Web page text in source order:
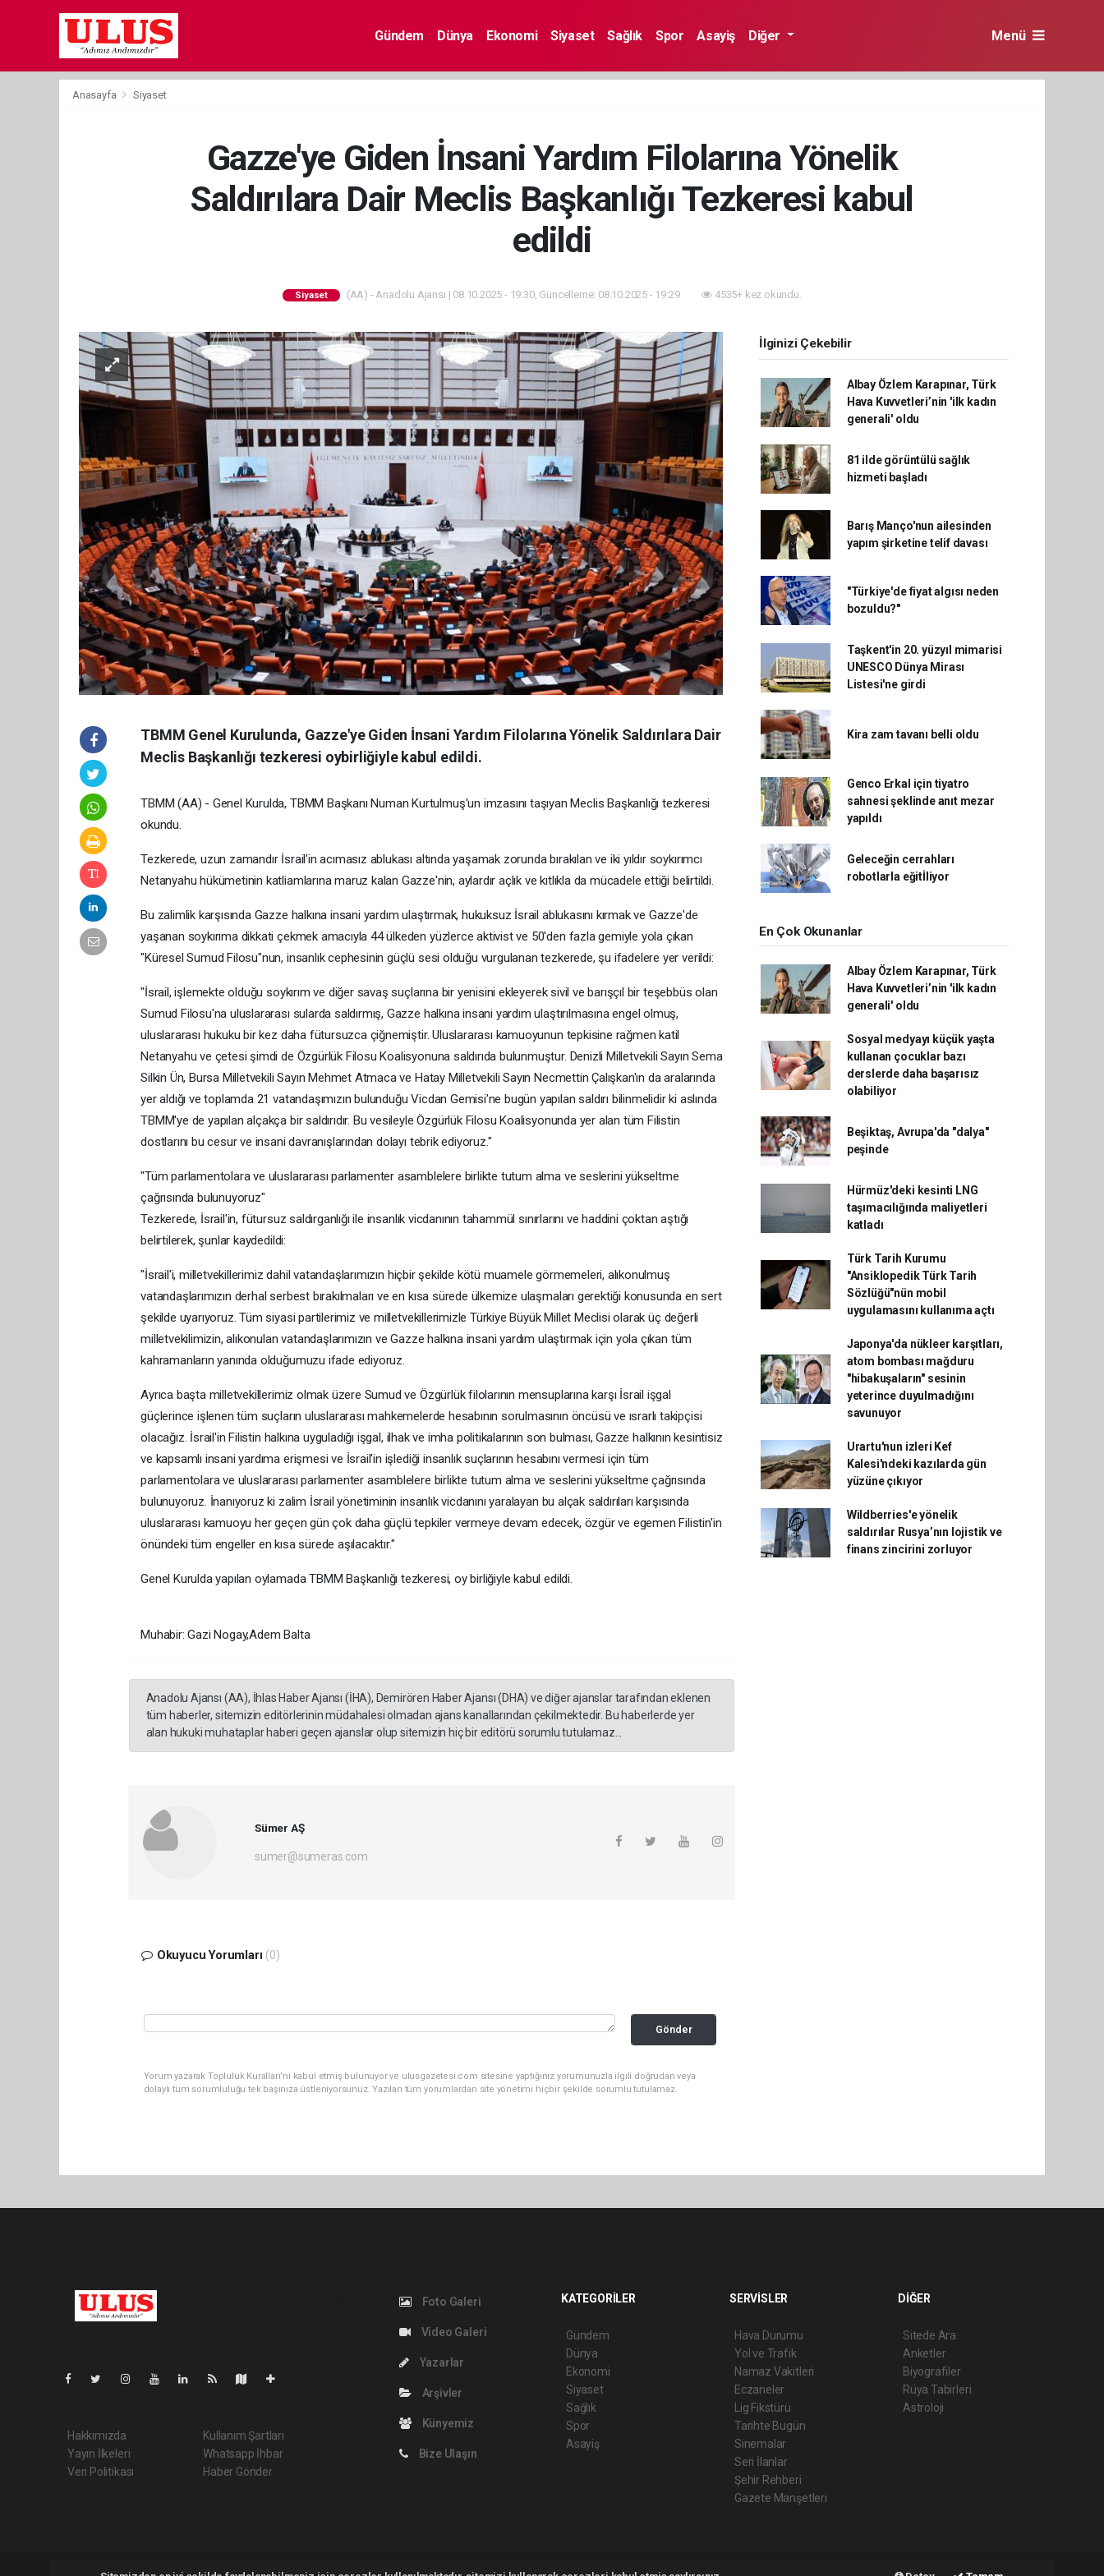
Gündem Dünya Ekonomi Siyaset Sağlık Spor Asayiş Diğer Menü
Anasayfa Siyaset
Gazze'ye Giden İnsani Yardım Filolarına Yönelik
Saldırılara Dair Meclis Başkanlığı Tezkeresi kabul
edildi
Siyaset (AA) - Anadolu Ajansı | 08.10.2025 - 19:30, Güncelleme: 08.10.2025 - 19:29 4535+ kez okundu.
TBMM Genel Kurulunda, Gazze'ye Giden İnsani Yardım Filolarına Yönelik Saldırılara Dair
Meclis Başkanlığı tezkeresi oybirliğiyle kabul edildi.
TBMM (AA) - Genel Kurulda, TBMM Başkanı Numan Kurtulmuş'un imzasını taşıyan Meclis Başkanlığı tezkeresi
okundu.
Tezkerede, uzun zamandır İsrail'in acımasız ablukası altında yaşamak zorunda bırakılan ve iki yıldır soykırımcı
Netanyahu hükümetinin katliamlarına maruz kalan Gazze'nin, aylardır açlık ve kıtlıkla da mücadele ettiği belirtildi.
Bu zalimlik karşısında Gazze halkına insani yardım ulaştırmak, hukuksuz İsrail ablukasını kırmak ve Gazze'de
yaşanan soykırıma dikkati çekmek amacıyla 44 ülkeden yüzlerce aktivist ve 50'den fazla gemiyle yola çıkan
"Küresel Sumud Filosu"nun, insanlık cephesinin güçlü sesi olduğu vurgulanan tezkerede, şu ifadelere yer verildi:
"İsrail, işlemekte olduğu soykırım ve diğer savaş suçlarına bir yenisini ekleyerek sivil ve barışçıl bir teşebbüs olan
Sumud Filosu'na uluslararası sularda saldırmış, Gazze halkına insani yardım ulaştırılmasına engel olmuş,
uluslararası hukuku bir kez daha fütursuzca çiğnemiştir. Uluslararası kamuoyunun tepkisine rağmen katil
Netanyahu ve çetesi şimdi de Özgürlük Filosu Koalisyonuna saldırıda bulunmuştur. Denizli Milletvekili Sayın Sema
Silkin Ün, Bursa Milletvekili Sayın Mehmet Atmaca ve Hatay Milletvekili Sayın Necmettin Çalışkan'ın da aralarında
yer aldığı ve toplamda 21 vatandaşımızın bulunduğu Vicdan Gemisi'ne bugün yapılan saldırı bilinmelidir ki aslında
TBMM'ye de yapılan alçakça bir saldırıdır. Bu vesileyle Özgürlük Filosu Koalisyonunda yer alan tüm Filistin
dostlarını bu cesur ve insani davranışlarından dolayı tebrik ediyoruz."
"Tüm parlamentolara ve uluslararası parlamenter asamblelere birlikte tutum alma ve seslerini yükseltme
çağrısında bulunuyoruz"
Tezkerede, İsrail'in, fütursuz saldırganlığı ile insanlık vicdanının tahammül sınırlarını ve haddini çoktan aştığı
belirtilerek, şunlar kaydedildi:
"İsrail'i, milletvekillerimiz dahil vatandaşlarımızın hiçbir şekilde kötü muamele görmemeleri, alıkonulmuş
vatandaşlarımızın derhal serbest bırakılmaları ve en kısa sürede ülkemize ulaşmaları gerektiği konusunda en sert
şekilde uyarıyoruz. Tüm siyasi partilerimiz ve milletvekillerimizle Türkiye Büyük Millet Meclisi olarak üç değerli
milletvekilimizin, alıkonulan vatandaşlarımızın ve Gazze halkına insani yardım ulaştırmak için yola çıkan tüm
kahramanların yanında olduğumuzu ifade ediyoruz.
Ayrıca başta milletvekillerimiz olmak üzere Sumud ve Özgürlük filolarının mensuplarına karşı İsrail işgal
güçlerince işlenen tüm suçların uluslararası mahkemelerde hesabının sorulmasının öncüsü ve ısrarlı takipçisi
olacağız. İsrail'in Filistin halkına uyguladığı işgal, ilhak ve imha politikalarının son bulması, Gazze halkının kesintisiz
ve kapsamlı insani yardıma erişmesi ve İsrail'in işlediği insanlık suçlarının hesabını vermesi için tüm
parlamentolara ve uluslararası parlamenter asamblelere birlikte tutum alma ve seslerini yükseltme çağrısında
bulunuyoruz. İnanıyoruz ki zalim İsrail yönetiminin insanlık vicdanını yaralayan bu alçak saldırıları karşısında
uluslararası kamuoyu her geçen gün çok daha güçlü tepkiler vermeye devam edecek, özgür ve egemen Filistin'in
önündeki tüm engeller en kısa sürede aşılacaktır."
Genel Kurulda yapılan oylamada TBMM Başkanlığı tezkeresi, oy birliğiyle kabul edildi.
Muhabir: Gazi Nogay,Adem Balta
Anadolu Ajansı (AA), İhlas Haber Ajansı (İHA), Demirören Haber Ajansı (DHA) ve diğer ajanslar tarafından eklenen
tüm haberler, sitemizin editörlerinin müdahalesi olmadan ajans kanallarından çekilmektedir. Bu haberlerde yer
alan hukuki muhataplar haberi geçen ajanslar olup sitemizin hiç bir editörü sorumlu tutulamaz...
Sümer AŞ
sumer@sumeras.com
Okuyucu Yorumları (0)
Gönder
Yorum yazarak Topluluk Kuralları’nı kabul etmiş bulunuyor ve ulusgazetesi.com sitesine yaptığınız yorumunuzla ilgili doğrudan veya
dolaylı tüm sorumluluğu tek başınıza üstleniyorsunuz. Yazılan tüm yorumlardan site yönetimi hiçbir şekilde sorumlu tutulamaz.
İlginizi Çekebilir
Albay Özlem Karapınar, Türk
Hava Kuvvetleri’nin 'ilk kadın
generali' oldu
81 ilde görüntülü sağlık
hizmeti başladı
Barış Manço'nun ailesinden
yapım şirketine telif davası
"Türkiye'de fiyat algısı neden
bozuldu?"
Taşkent'in 20. yüzyıl mimarisi
UNESCO Dünya Mirası
Listesi'ne girdi
Kira zam tavanı belli oldu
Genco Erkal için tiyatro
sahnesi şeklinde anıt mezar
yapıldı
Geleceğin cerrahları
robotlarla eğitİliyor
En Çok Okunanlar
Albay Özlem Karapınar, Türk
Hava Kuvvetleri’nin 'ilk kadın
generali' oldu
Sosyal medyayı küçük yaşta
kullanan çocuklar bazı
derslerde daha başarısız
olabiliyor
Beşiktaş, Avrupa'da "dalya"
peşinde
Hürmüz'deki kesinti LNG
taşımacılığında maliyetleri
katladı
Türk Tarih Kurumu
"Ansiklopedik Türk Tarih
Sözlüğü"nün mobil
uygulamasını kullanıma açtı
Japonya'da nükleer karşıtları,
atom bombası mağduru
"hibakuşaların" sesinin
yeterince duyulmadığını
savunuyor
Urartu'nun izleri Kef
Kalesi'ndeki kazılarda gün
yüzüne çıkıyor
Wildberries'e yönelik
saldırılar Rusya’nın lojistik ve
finans zincirini zorluyor
Hakkımızda
Yayın İlkeleri
Veri Politikası
Kullanım Şartları
Whatsapp İhbar
Haber Gönder
Foto Galeri
Video Galeri
Yazarlar
Arşivler
Künyemiz
Bize Ulaşın
KATEGORİLER
Gündem
Dünya
Ekonomi
Siyaset
Sağlık
Spor
Asayiş
SERVİSLER
Hava Durumu
Yol ve Trafik
Namaz Vakitleri
Eczaneler
Lig Fikstürü
Tarihte Bugün
Sinemalar
Seri İlanlar
Şehir Rehberi
Gazete Manşetleri
DİĞER
Sitede Ara
Anketler
Biyografiler
Rüya Tabirleri
Astroloji
Ulusgazetesi.com Tüm hakları saklı tutulmaktadır. Copyright 2026 © haber yazılımıhaber paketihaber scripti haber yazılımhaber script Haber Yazılımı: